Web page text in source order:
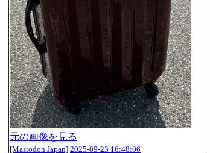
元の画像を見る
[Mastodon Japan] 2025-09-23 16:48:06